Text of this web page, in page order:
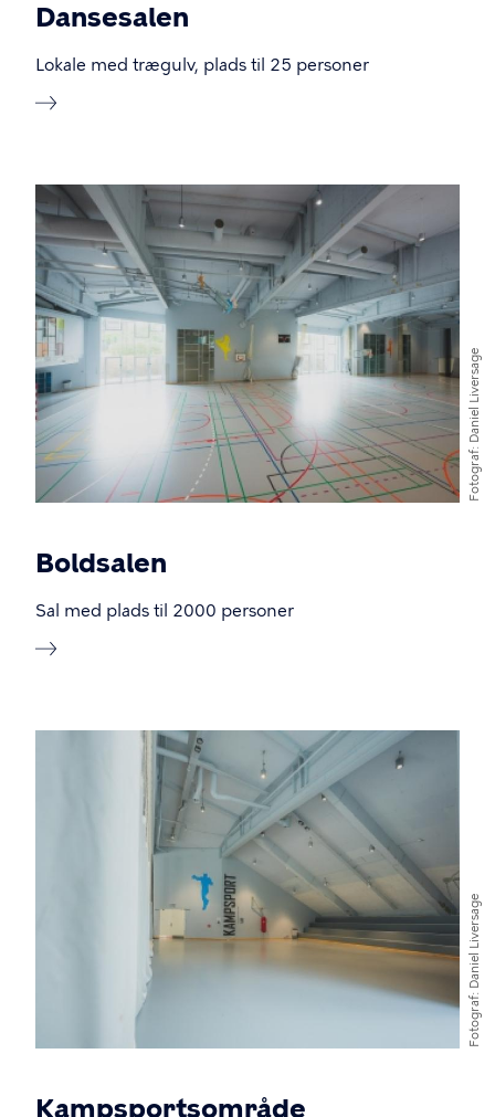
Dansesalen
Lokale med trægulv, plads til 25 personer
Billede
Fotograf
Daniel Liversage
Boldsalen
Sal med plads til 2000 personer
Fotograf
Daniel Liversage
Kampsportsområde